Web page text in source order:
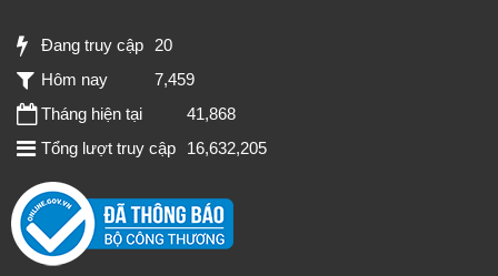
Đang truy cập
20
Hôm nay
7,459
Tháng hiện tại
41,868
Tổng lượt truy cập
16,632,205